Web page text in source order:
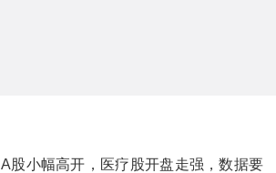
A股小幅高开，医疗股开盘走强，数据要